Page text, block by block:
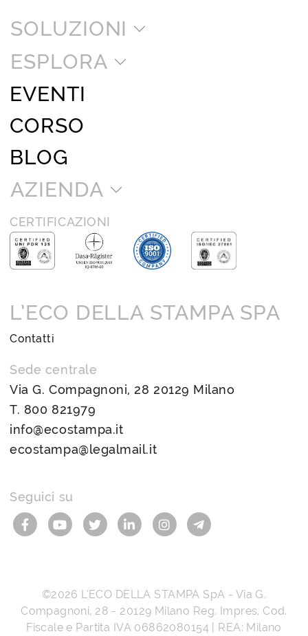
SOLUZIONI
ESPLORA
EVENTI
CORSO
BLOG
AZIENDA
CERTIFICAZIONI
L’ECO DELLA STAMPA SPA
Contatti
Sede centrale
Via G. Compagnoni, 28 20129 Milano
T. 800 821979
info@ecostampa.it
ecostampa@legalmail.it
Seguici su
©2026 L’ECO DELLA STAMPA SpA - Via G.
Compagnoni, 28 - 20129 Milano Reg. Impres, Cod.
Fiscale e Partita IVA 06862080154 | REA: Milano